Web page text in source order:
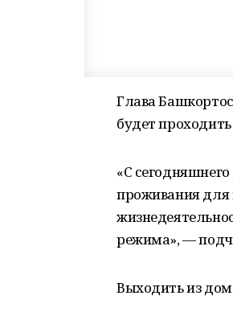
Глава
будет проходить
«С
проживания для
режима», —
Выходить из